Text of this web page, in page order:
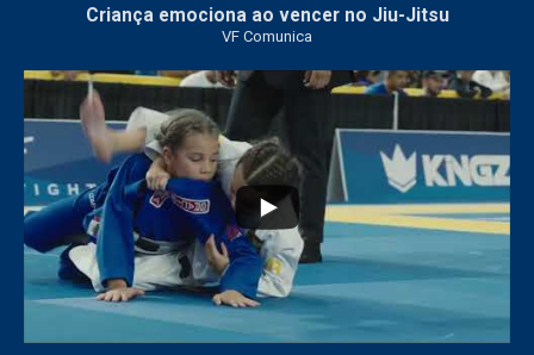
Criança emociona ao vencer no Jiu-Jitsu
VF Comunica
...